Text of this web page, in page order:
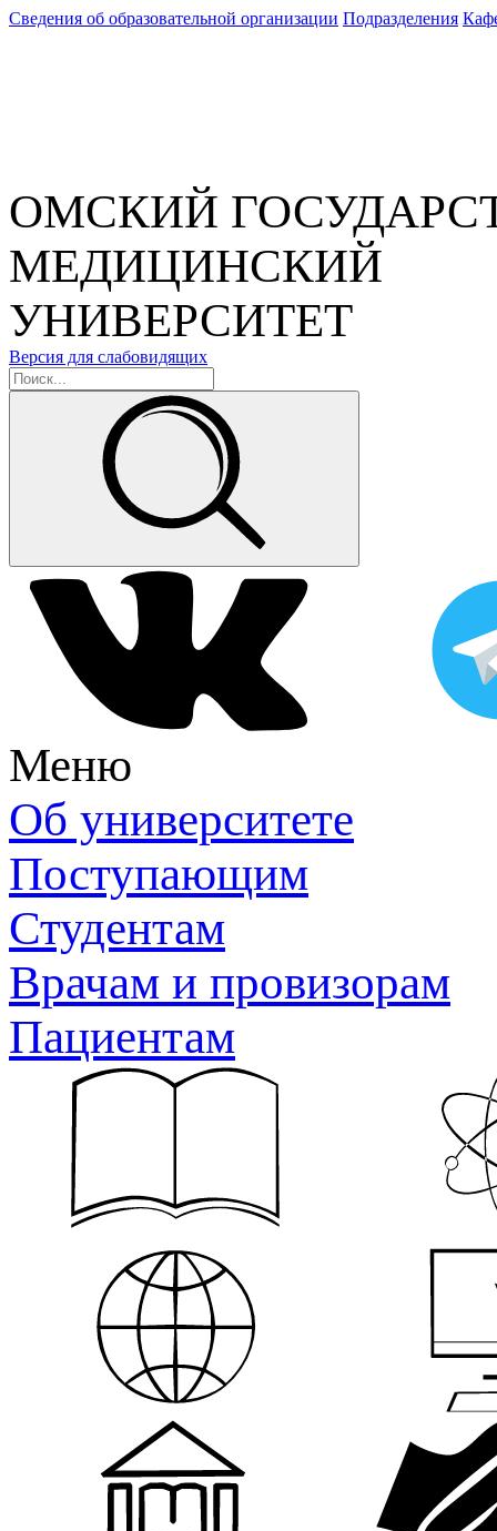
Сведения об образовательной организации Подразделения
ОМСКИЙ
МЕДИЦИНСКИЙ
УНИВЕРСИТЕТ
Версия для слабовидящих
Меню
Об университете
Поступающим
Студентам
Врачам и провизорам
Пациентам